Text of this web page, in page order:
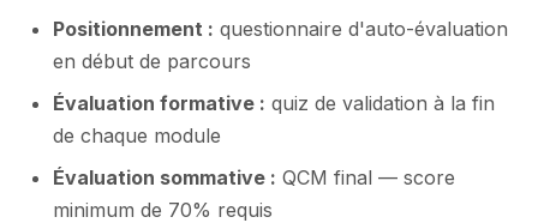
Positionnement : questionnaire d'auto-évaluation
en début de parcours
Évaluation formative : quiz de validation à la fin
de chaque module
Évaluation sommative : QCM final — score
minimum de 70% requis